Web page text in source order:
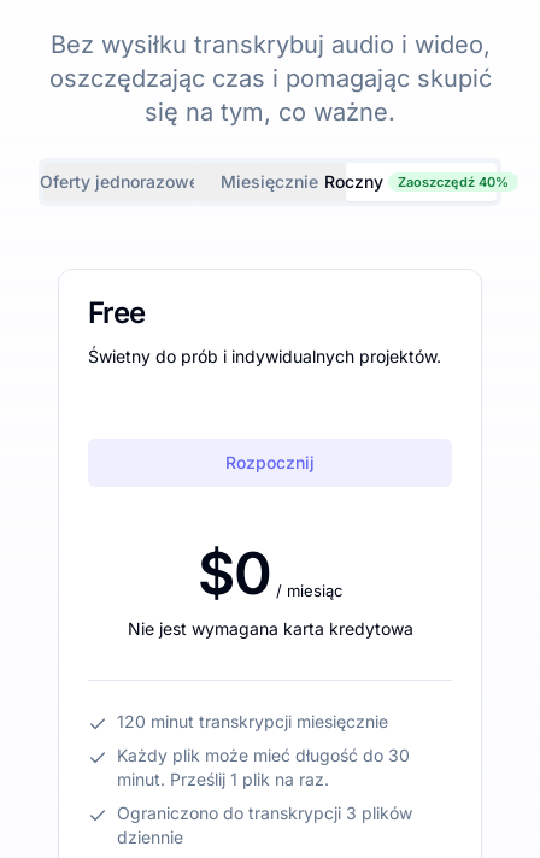
Bez wysiłku transkrybuj audio i wideo,
oszczędzając czas i pomagając skupić
się na tym, co ważne.
Oferty jednorazowe Miesięcznie Roczny Zaoszczędź 40%
Free
Świetny do prób i indywidualnych projektów.
Rozpocznij
$0 / miesiąc
Nie jest wymagana karta kredytowa
120 minut transkrypcji miesięcznie
Każdy plik może mieć długość do 30
minut. Prześlij 1 plik na raz.
Ograniczono do transkrypcji 3 plików
dziennie